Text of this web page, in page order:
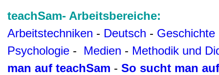
teachSam- Arbeitsbereiche:
Arbeitstechniken - Deutsch - Geschichte
Psychologie - Medien - Methodik und
man auf teachSam - So sucht man